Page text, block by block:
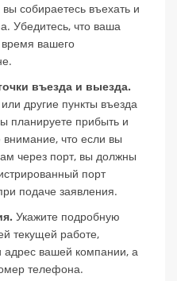
собираетесь въехать и
Убедитесь, что ваша
время вашего
въезда и выезда.
другие пункты въезда
планируете прибыть и
внимание, что если вы
через порт, вы должны
порт
подаче заявления.
Укажите подробную
текущей работе,
адрес вашей компании, а
телефона.